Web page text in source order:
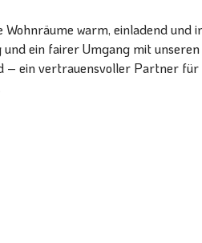
warm, einladend und
ein fairer Umgang mit
– ein vertrauensvoller Partner für